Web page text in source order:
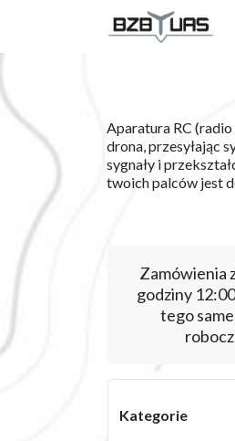
Aparatura RC
drona, przesyłając
sygnały i
twoich palców jest
Zamówienia
godziny
tego
Kategorie